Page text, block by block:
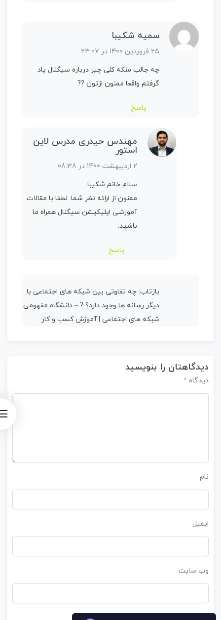
سمیه شکیبا
25 فروردین 1400 در 23:07
چه جالب منکه کلی چیز درباره سیگنال یاد
گرفتم واقعا ممنون ازتون ??
پاسخ
مهندس حیدری مدرس لاین
استور
2 اردیبهشت 1400 در 08:38
سلام خانم شکیبا
ممنون از ارائه نظر شما. لطفا با مقالات
آموزشی اپلیکیشن سیگنال همراه ما
باشید.
پاسخ
بازتاب: چه تفاوتی بین شبکه های اجتماعی با
دیگر رسانه ها وجود دارد؟ ? – دانشگاه مفهومی
شبکه های اجتماعی | آموزش کسب و کار
دیدگاهتان را بنویسید
دیدگاه *
نام
ایمیل
وب‌ سایت